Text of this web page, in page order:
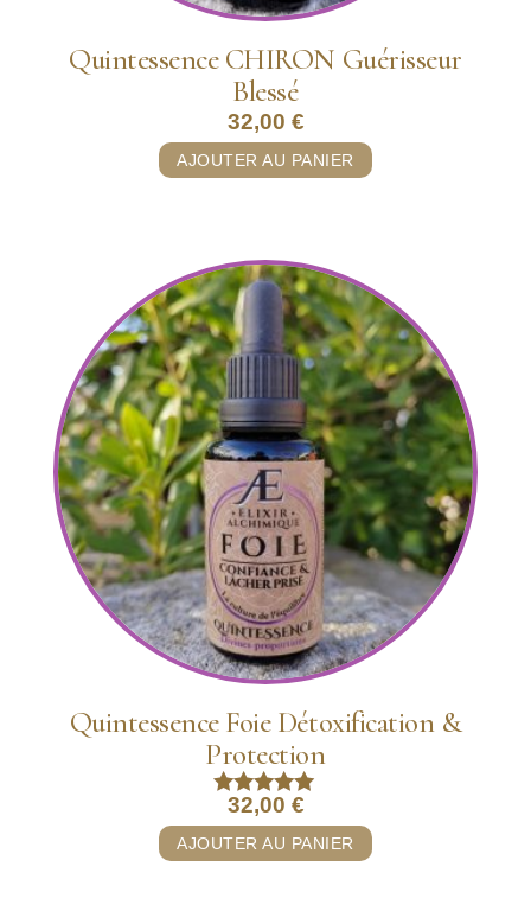
Quintessence CHIRON Guérisseur
Blessé
32,00 €
AJOUTER AU PANIER
Quintessence Foie Détoxification &
Protection
Note
5.00
sur 5
32,00 €
AJOUTER AU PANIER